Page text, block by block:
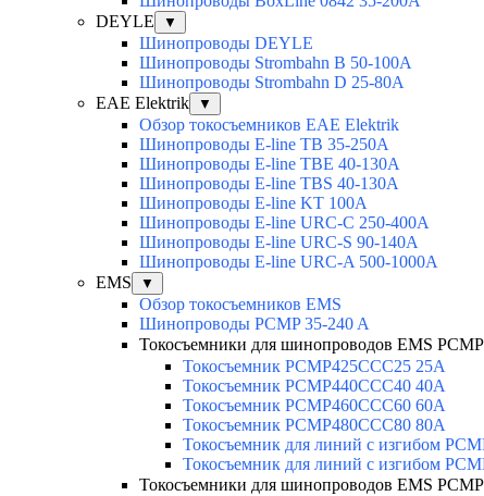
DEYLE
▼
Шинопроводы DEYLE
Шинопроводы Strombahn B 50-100A
Шинопроводы Strombahn D 25-80A
EAE Elektrik
▼
Обзор токосъемников EAE Elektrik
Шинопроводы E-line TB 35-250A
Шинопроводы E-line TBE 40-130A
Шинопроводы E-line TBS 40-130A
Шинопроводы E-line KT 100A
Шинопроводы E-line URC-C 250-400A
Шинопроводы E-line URC-S 90-140A
Шинопроводы E-line URC-A 500-1000A
EMS
▼
Обзор токосъемников EMS
Шинопроводы PCMP 35-240 A
Токосъемники для шинопроводов EMS
Токосъемник PCMP425CCC25 25А
Токосъемник PCMP440CCC40 40А
Токосъемник PCMP460CCC60 60А
Токосъемник PCMP480CCC80 80А
Токосъемник для линий с изгибом
Токосъемник для линий с изгибом
Токосъемники для шинопроводов EMS